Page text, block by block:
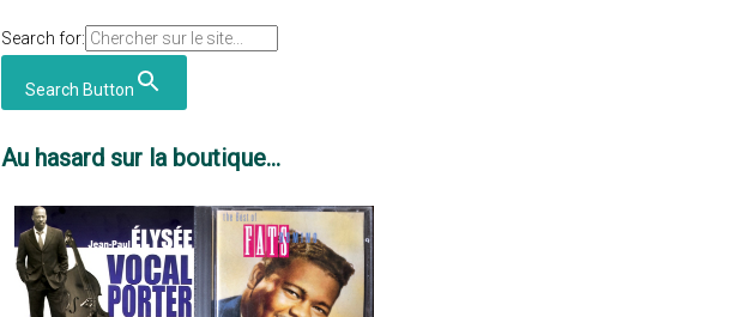
Search for:
Search Button
Au hasard sur la boutique...